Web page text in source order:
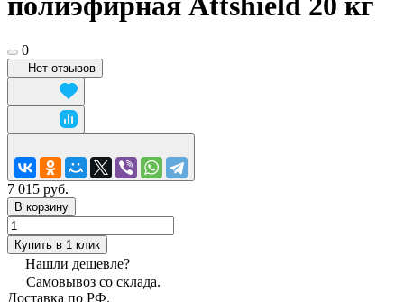
0
Нет отзывов
7 015 руб.
В корзину
Купить в 1 клик
Нашли дешевле?
Самовывоз со склада.
Доставка по РФ.